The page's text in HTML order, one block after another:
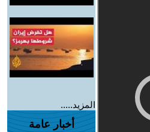
المزيد.....
أخبار عامة